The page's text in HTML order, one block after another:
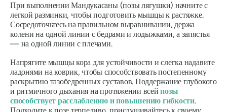
При выполненииМандукасаны(позы лягушки) начните с
легкой разминки, чтобы подготовить мышцы к растяжке.
Сосредоточьтесь на правильном выравнивании, держа
колени на одной линии с бедрами и лодыжками, а запястья
— на одной линии с плечами.
Напрягите мышцы кора для устойчивости и слегка надавите
ладонями на коврик, чтобы способствовать постепенному
раскрытию тазобедренных суставов. Поддержание глубокого
и ритмичного дыхания на протяжении всейпозы
способствует расслаблению и повышению гибкости.